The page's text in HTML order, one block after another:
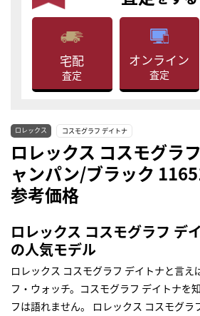
宅配
査定
オンライン
査定
ロレックス コスモグラフ デイトナ
ロレックス コスモグラ
ャンパン/ブラック
参考価格
ロレックス コスモグラフ デ
の人気モデル
ロレックス コスモグラフ デイトナと言え
フ・ウォッチ。コスモグラフ デイトナを
フは語れません。 ロレックス コスモグラ